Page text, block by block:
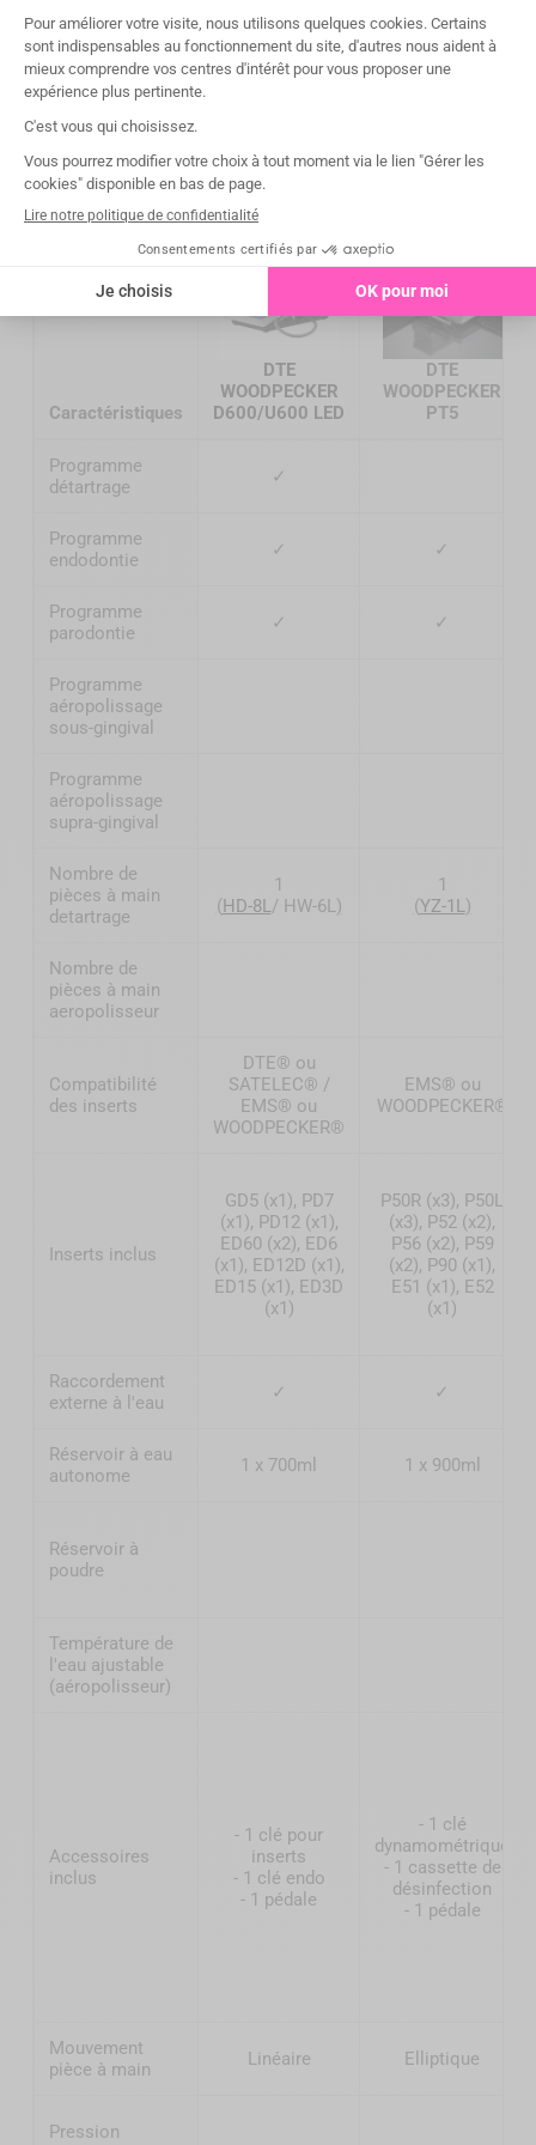
Comparer nos détartreurs et
aéropolisseurs
Caractéristiques
DTE
WOODPECKER
D600/U600 LED
DTE
WOODPECKER
PT5
Programme
détartrage
✓
Programme
endodontie
✓ ✓
Programme
parodontie
✓ ✓
Programme
aéropolissage
sous-gingival
Programme
aéropolissage
supra-gingival
Nombre de
pièces à main
detartrage
1
(HD-8L/ HW-6L)
1
(YZ-1L)
Nombre de
pièces à main
aeropolisseur
Compatibilité
des inserts
DTE® ou
SATELEC® /
EMS® ou
WOODPECKER®
EMS® ou
WOODPECKER®
Inserts inclus
GD5 (x1), PD7
(x1), PD12 (x1),
ED60 (x2), ED6
(x1), ED12D (x1),
ED15 (x1), ED3D
(x1)
P50R (x3), P50L
(x3), P52 (x2),
P56 (x2), P59
(x2), P90 (x1),
E51 (x1), E52
(x1)
Raccordement
externe à l'eau
✓ ✓
Réservoir à eau
autonome
1 x 700ml 1 x 900ml
Réservoir à
poudre
Température de
l'eau ajustable
(aéropolisseur)
Accessoires
inclus
- 1 clé pour
inserts
- 1 clé endo
- 1 pédale
- 1 clé
dynamométrique
- 1 cassette de
désinfection
- 1 pédale
Mouvement
pièce à main
Linéaire Elliptique
Pression